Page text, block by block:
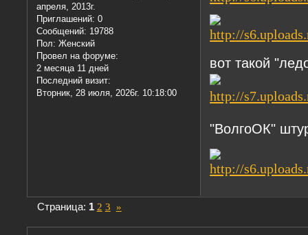
апреля, 2013г.
Приглашений: 0
Сообщений: 19788
Пол: Женский
Провел на форуме:
2 месяца 11 дней
Последний визит:
Вторник, 28 июля, 2026г. 10:18:00
вот такой
"ВолгоОК"
Страница: 1 2 3 »